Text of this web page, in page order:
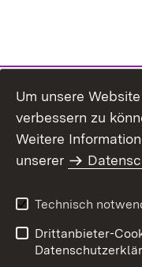
Um unsere
verbessern zu
Weitere
unserer
Technisch
Drittanbieter-